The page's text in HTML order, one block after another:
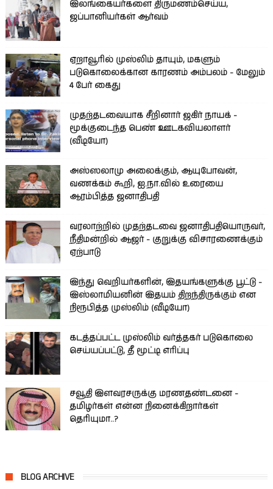
இலங்கையர்களை திருமணம்செய்ய,
ஜப்பானியர்கள் ஆர்வம்
ஏறாவூரில் முஸ்லிம் தாயும், மகளும்
படுகொலைக்கான காரணம் அம்பலம் - மேலும்
4 பேர் கைது
முதற்தடவையாக சீறினார் ஜகிர் நாயக் -
மூக்குடைந்த பெண் ஊடகவியலாளர்
(வீடியோ)
அஸ்ஸலாமு அலைக்கும், ஆயுபோவன்,
வணக்கம் கூறி, ஐ.நா.வில் உரையை
ஆரம்பித்த ஜனாதிபதி
வரலாற்றில் முதற்தடவை ஜனாதிபதியொருவர்,
நீதிமன்றில் ஆஜர் - குறுக்கு விசாரணைக்கும்
ஏற்பாடு
இந்து வெறியர்களின், இதயங்களுக்கு பூட்டு -
இஸ்லாமியனின் இதயம் திறந்திருக்கும் என
நிரூபித்த முஸ்லிம் (வீடியோ)
கடத்தப்பட்ட முஸ்லிம் வர்த்தகர் படுகொலை
செய்யப்பட்டு, தீ மூட்டி எரிப்பு
சவூதி இளவரசருக்கு மரணதண்டனை -
தமிழர்கள் என்ன நினைக்கிறார்கள்
தெரியுமா..?
BLOG ARCHIVE